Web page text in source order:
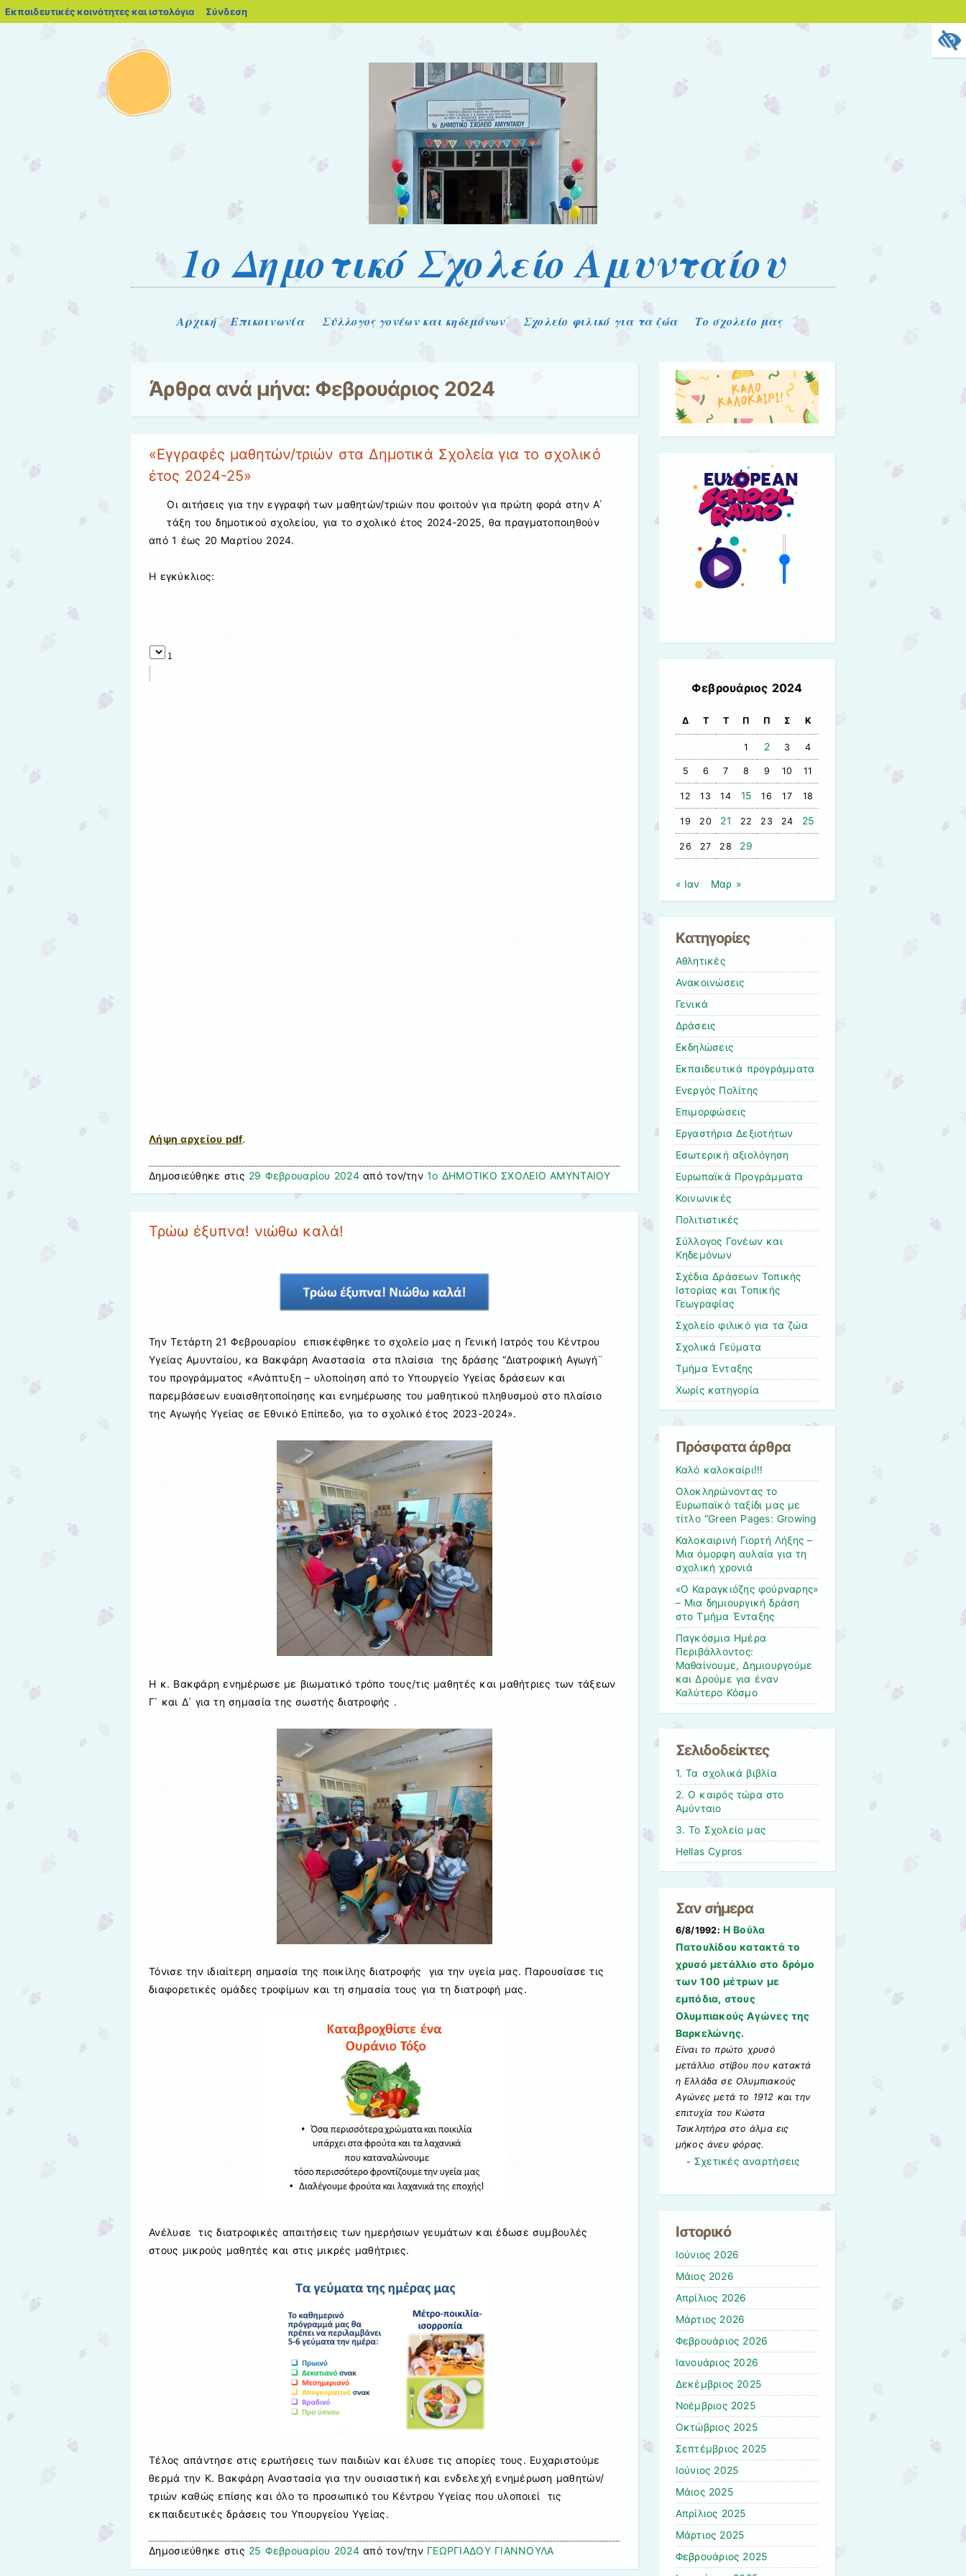
Εκπαιδευτικές κοινότητες και ιστολόγια blogs.sch.gr
Σύνδεση
1o Δημοτικό Σχολείο Αμυνταίου
Μενού
Μετάβαση στο περιεχόμενο
Αρχική Επικοινωνία Σύλλογος γονέων και κηδεμόνων Σχολείο φιλικό για τα ζώα Το σχολείο μας
Άρθρα ανά μήνα: Φεβρουάριος 2024
«Εγγραφές μαθητών/τριών στα Δημοτικά Σχολεία για το σχολικό
έτος 2024-25»
Οι αιτήσεις για την εγγραφή των μαθητών/τριών που φοιτούν για πρώτη φορά στην Α΄
τάξη του δημοτικού σχολείου, για το σχολικό έτος 2024-2025, θα πραγματοποιηθούν
από 1 έως 20 Μαρτίου 2024.
Η εγκύκλιος:
Λήψη αρχείου pdf.
Δημοσιεύθηκε στις 29 Φεβρουαρίου 2024από τον/την1ο ΔΗΜΟΤΙΚΟ ΣΧΟΛΕΙΟ ΑΜΥΝΤΑΙΟΥ
Τρώω έξυπνα! νιώθω καλά!
Την Τετάρτη 21 Φεβρουαρίου επισκέφθηκε το σχολείο μας η Γενική Ιατρός του Κέντρου
Υγείας Αμυνταίου, κα Βακφάρη Αναστασία στα πλαίσια της δράσης “Διατροφική Αγωγή¨
του προγράμματος «Ανάπτυξη – υλοποίηση από το Υπουργείο Υγείας δράσεων και
παρεμβάσεων ευαισθητοποίησης και ενημέρωσης του μαθητικού πληθυσμού στο πλαίσιο
της Αγωγής Υγείας σε Εθνικό Επίπεδο, για το σχολικό έτος 2023-2024».
Η κ. Βακφάρη ενημέρωσε με βιωματικό τρόπο τους/τις μαθητές και μαθήτριες των τάξεων
Γ΄ και Δ΄ για τη σημασία της σωστής διατροφής .
Τόνισε την ιδιαίτερη σημασία της ποικίλης διατροφής για την υγεία μας. Παρουσίασε τις
διαφορετικές ομάδες τροφίμων και τη σημασία τους για τη διατροφή μας.
Ανέλυσε τις διατροφικές απαιτήσεις των ημερήσιων γευμάτων και έδωσε συμβουλές
στους μικρούς μαθητές και στις μικρές μαθήτριες.
Τέλος απάντησε στις ερωτήσεις των παιδιών και έλυσε τις απορίες τους. Ευχαριστούμε
θερμά την Κ. Βακφάρη Αναστασία για την ουσιαστική και ενδελεχή ενημέρωση μαθητών/
τριών καθώς επίσης και όλο το προσωπικό του Κέντρου Υγείας που υλοποιεί τις
εκπαιδευτικές δράσεις του Υπουργείου Υγείας.
Δημοσιεύθηκε στις 25 Φεβρουαρίου 2024από τον/την ΓΕΩΡΓΙΑΔΟΥ ΓΙΑΝΝΟΥΛΑ
Φεβρουάριος 2024
Δ Τ Τ Π Π Σ Κ
1 2 3 4
5 6 7 8 9 10 11
12 13 14 15 16 17 18
19 20 21 22 23 24 25
26 27 28 29
« Ιαν Μαρ »
Kατηγορίες
Αθλητικές
Ανακοινώσεις
Γενικά
Δράσεις
Εκδηλώσεις
Εκπαιδευτικά προγράμματα
Ενεργός Πολίτης
Επιμορφώσεις
Εργαστήρια Δεξιοτήτων
Εσωτερική αξιολόγηση
Ευρωπαϊκά Προγράμματα
Κοινωνικές
Πολιτιστικές
Σύλλογος Γονέων και
Κηδεμόνων
Σχέδια Δράσεων Τοπικής
Ιστορίας και Τοπικής
Γεωγραφίας
Σχολείο φιλικό για τα ζώα
Σχολικά Γεύματα
Τμήμα Ένταξης
Χωρίς κατηγορία
Πρόσφατα άρθρα
Καλό καλοκαίρι!!!
Ολοκληρώνοντας το
Ευρωπαϊκό ταξίδι μας με
τίτλο “Green Pages: Growing
Καλοκαιρινή Γιορτή Λήξης –
Μια όμορφη αυλαία για τη
σχολική χρονιά
«Ο Καραγκιόζης φούρναρης»
– Μια δημιουργική δράση
στο Τμήμα Ένταξης
Παγκόσμια Ημέρα
Περιβάλλοντος:
Μαθαίνουμε, Δημιουργούμε
και Δρούμε για έναν
Καλύτερο Κόσμο
Σελιδοδείκτες
1. Τα σχολικά βιβλία
2. Ο καιρός τώρα στο
Αμύνταιο
3. Το Σχολείο μας
Hellas Cypros
Σαν σήμερα
6/8/1992: Η Βούλα
Πατουλίδου κατακτά το
χρυσό μετάλλιο στο δρόμο
των 100 μέτρων με
εμπόδια, στους
Ολυμπιακούς Αγώνες της
Βαρκελώνης.
Είναι το πρώτο χρυσό
μετάλλιο στίβου που κατακτά
η Ελλάδα σε Ολυμπιακούς
Αγώνες μετά το 1912 και την
επιτυχία του Κώστα
Τσικλητήρα στο άλμα εις
μήκος άνευ φόρας.
- Σχετικές αναρτήσεις
Ιστορικό
Ιούνιος 2026
Μάιος 2026
Απρίλιος 2026
Μάρτιος 2026
Φεβρουάριος 2026
Ιανουάριος 2026
Δεκέμβριος 2025
Νοέμβριος 2025
Οκτώβριος 2025
Σεπτέμβριος 2025
Ιούνιος 2025
Μάιος 2025
Απρίλιος 2025
Μάρτιος 2025
Φεβρουάριος 2025